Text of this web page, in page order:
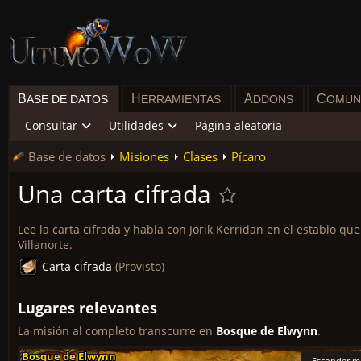
BASE DE DATOS H ERRAMIENTAS ADDONS C
Consultar Utilidades Página aleatoria
Base de datos Misiones Clases Pícaro
Una carta cifrada
Lee la carta cifrada y habla con Jorik Kerridan en el establo
Villanorte.
Carta cifrada (Provisto)
Lugares relevantes
La misión al completo transcurre en Bosque de Elwynn.
Bosque de Elwynn
Bosque de Elwynn
Bosque de Elwynn
Bosque de Elwynn
Bosque de Elwynn
Bosque de Elwynn
Bosque de Elwynn
Bosque de Elwynn
Bosque de Elwynn